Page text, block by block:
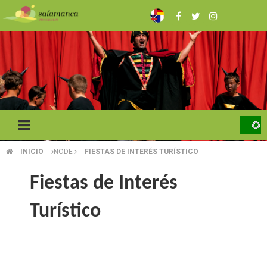
to
main
BREADCRUMB
INICIO NODE FIESTAS DE INTERÉS TURÍSTICO
Fiestas de Interés
Turístico